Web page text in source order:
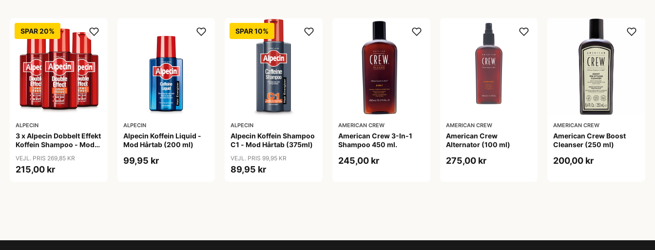
SPAR 20%
ALPECIN
3 x Alpecin Dobbelt Effekt
Koffein Shampoo - Mod
VEJL. PRIS 269,85 KR
215,00 kr
ALPECIN
Alpecin Koffein Liquid -
Mod Hårtab (200 ml)
99,95 kr
SPAR 10%
ALPECIN
Alpecin Koffein Shampoo
C1 - Mod Hårtab (375ml)
VEJL. PRIS 99,95 KR
89,95 kr
AMERICAN CREW
American Crew 3-In-1
Shampoo 450 ml.
245,00 kr
AMERICAN CREW
American Crew
Alternator (100 ml)
275,00 kr
AMERICAN CREW
American Crew Boost
Cleanser (250 ml)
200,00 kr